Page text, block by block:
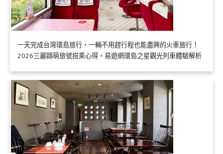
一天完成台灣環島旅行，一輛不用趕行程也能盡興的火車旅行！
2026三麗鷗萌旅號搭乘心得，易遊網環島之星觀光列車體驗解析